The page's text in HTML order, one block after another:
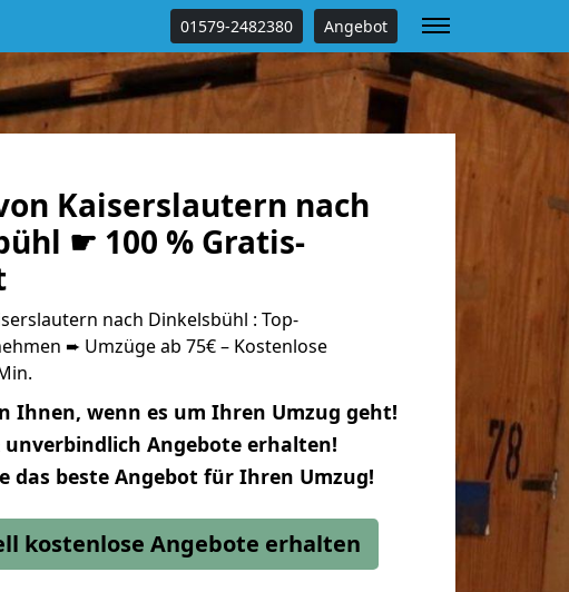
01579-2482380 Angebot
Kaiserslautern nach
☛ 100 % Gratis-
nach Dinkelsbühl : Top-
➨ Umzüge ab 75€ – Kostenlose
Ihnen, wenn es um Ihren Umzug geht!
unverbindlich Angebote erhalten!
das beste Angebot für Ihren Umzug!
kostenlose Angebote erhalten